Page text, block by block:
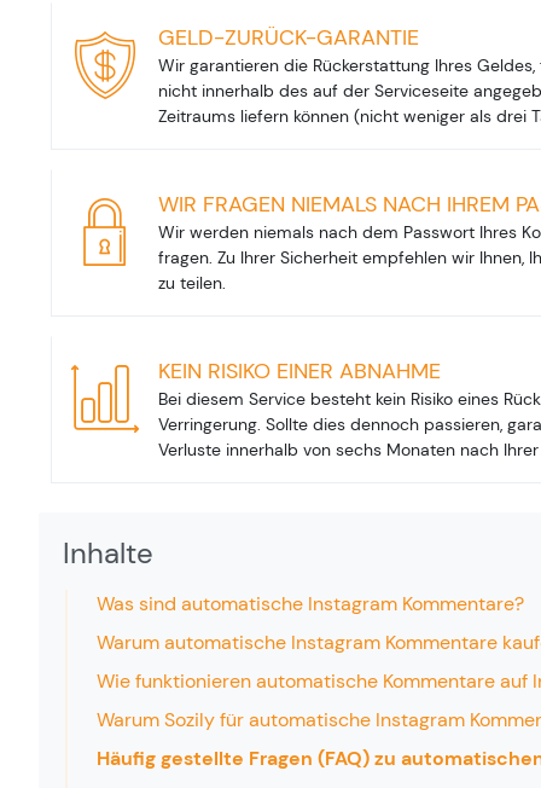
GELD-ZURÜCK-GARANTIE
Wir garantieren die Rückerstattung Ihres
nicht innerhalb des auf der Serviceseite
Zeitraums liefern können (nicht weniger als drei
WIR FRAGEN NIEMALS NACH IHREM
Wir werden niemals nach dem Passwort Ihres
fragen. Zu Ihrer Sicherheit empfehlen wir Ihnen,
zu teilen.
KEIN RISIKO EINER ABNAHME
Bei diesem Service besteht kein Risiko eines
Verringerung. Sollte dies dennoch passieren,
Verluste innerhalb von sechs Monaten nach
Inhalte
Was sind automatische Instagram Kommentare?
Warum automatische Instagram Kommentare
Wie funktionieren automatische Kommentare auf
Warum Sozily für automatische Instagram
Häufig gestellte Fragen (FAQ) zu